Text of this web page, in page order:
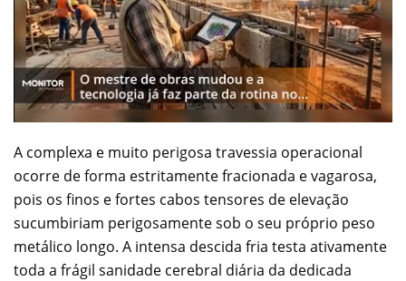
A complexa e muito perigosa travessia operacional
ocorre de forma estritamente fracionada e vagarosa,
pois os finos e fortes cabos tensores de elevação
sucumbiriam perigosamente sob o seu próprio peso
metálico longo. A intensa descida fria testa ativamente
toda a frágil sanidade cerebral diária da dedicada